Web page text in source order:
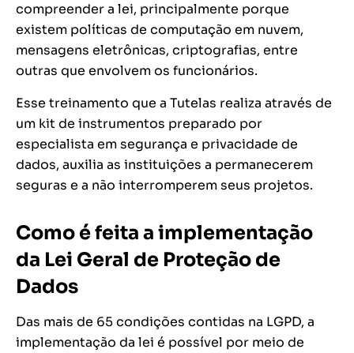
compreender a lei, principalmente porque
existem políticas de computação em nuvem,
mensagens eletrônicas, criptografias, entre
outras que envolvem os funcionários.
Esse treinamento que a Tutelas realiza através de
um kit de instrumentos preparado por
especialista em segurança e privacidade de
dados, auxilia as instituições a permanecerem
seguras e a não interromperem seus projetos.
Como é feita a implementação
da Lei Geral de Proteção de
Dados
Das mais de 65 condições contidas na LGPD, a
implementação da lei é possível por meio de